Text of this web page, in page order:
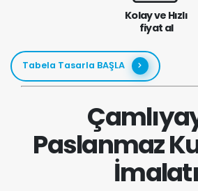
Kolay ve Hızlı
fiyat al
Tabela Tasarla BAŞLA
Paslanmaz
İmalatı